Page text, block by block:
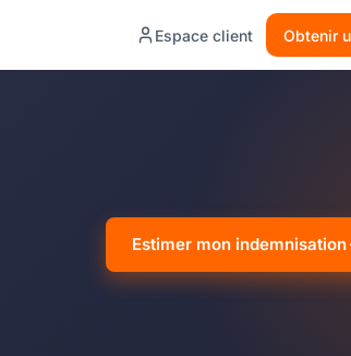
Espace client Obtenir
Estimer mon indemnisation